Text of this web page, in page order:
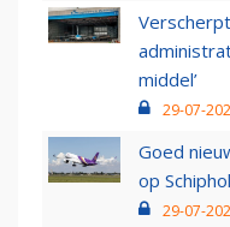
middel’
29-07-
Goed
op
29-07-